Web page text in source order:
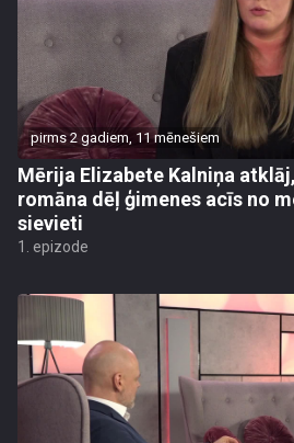
pirms 2 gadiem, 11 mēnešiem
Mērija Elizabete Kalniņa
romāna dēļ ģimenes acīs no
sievieti
1. epizode